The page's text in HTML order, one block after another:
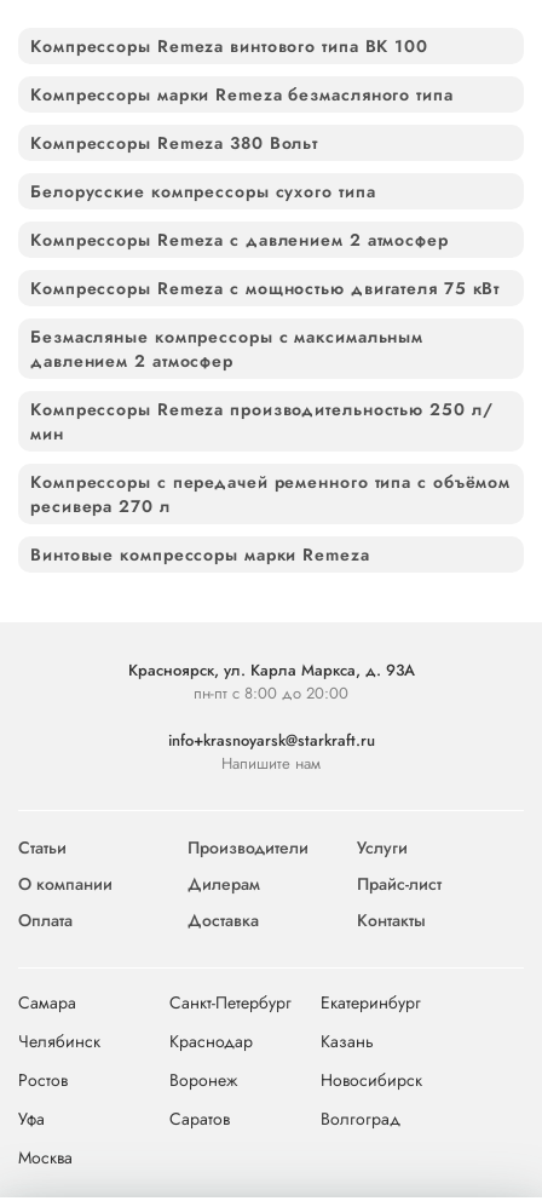
Компрессоры Remeza винтового типа ВК 100
Компрессоры марки Remeza безмасляного типа
Компрессоры Remeza 380 Вольт
Белорусские компрессоры сухого типа
Компрессоры Remeza с давлением 2 атмосфер
Компрессоры Remeza с мощностью двигателя 75 кВт
Безмасляные компрессоры с максимальным
давлением 2 атмосфер
Компрессоры Remeza производительностью 250 л/
мин
Компрессоры с передачей ременного типа с объёмом
ресивера 270 л
Винтовые компрессоры марки Remeza
Красноярск, ул. Карла Маркса, д. 93А
пн-пт с 8:00 до 20:00
info+krasnoyarsk@starkraft.ru
Напишите нам
Статьи Производители
Услуги
О компании
Дилерам
Прайс-лист
Оплата
Доставка Контакты
Самара Санкт-Петербург
Екатеринбург
Челябинск
Краснодар
Казань
Ростов
Воронеж
Новосибирск
Уфа
Саратов
Волгоград
Москва